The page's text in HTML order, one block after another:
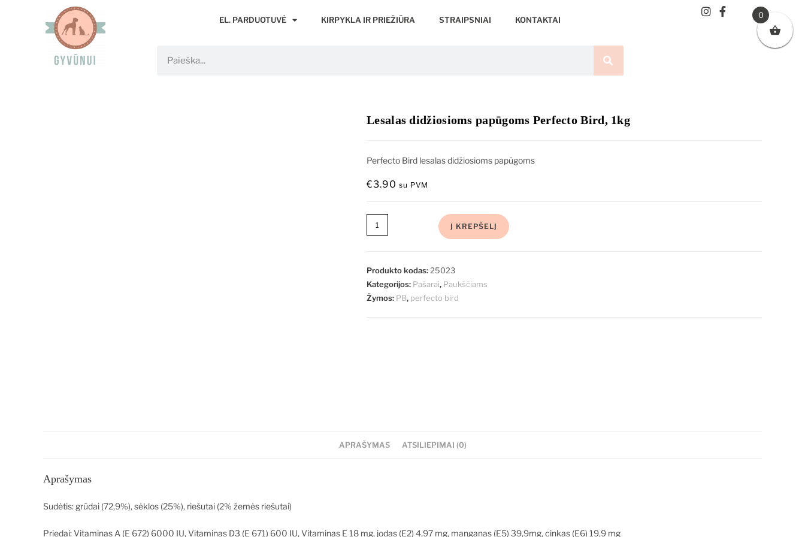
EL. PARDUOTUVĖ KIRPYKLA IR PRIEŽIŪRA STRAIPSNIAI KONTAKTAI
Lesalas didžiosioms papūgoms Perfecto Bird, 1kg
Perfecto Bird lesalas didžiosioms papūgoms
€3.90 su PVM
Į KREPŠELĮ
Produkto kodas: 25023
Kategorijos: Pašarai, Paukščiams
Žymos: PB, perfecto bird
APRAŠYMAS ATSILIEPIMAI (0)
Aprašymas
Sudėtis: grūdai (72,9%), sėklos (25%), riešutai (2% žemės riešutai)
Priedai: Vitaminas A (E 672) 6000 IU, Vitaminas D3 (E 671) 600 IU, Vitaminas E 18 mg, jodas (E2) 4,97 mg, manganas (E5) 39,9mg, cinkas (E6) 19,9 mg
0